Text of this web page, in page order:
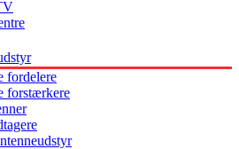
fordelere
forstærkere